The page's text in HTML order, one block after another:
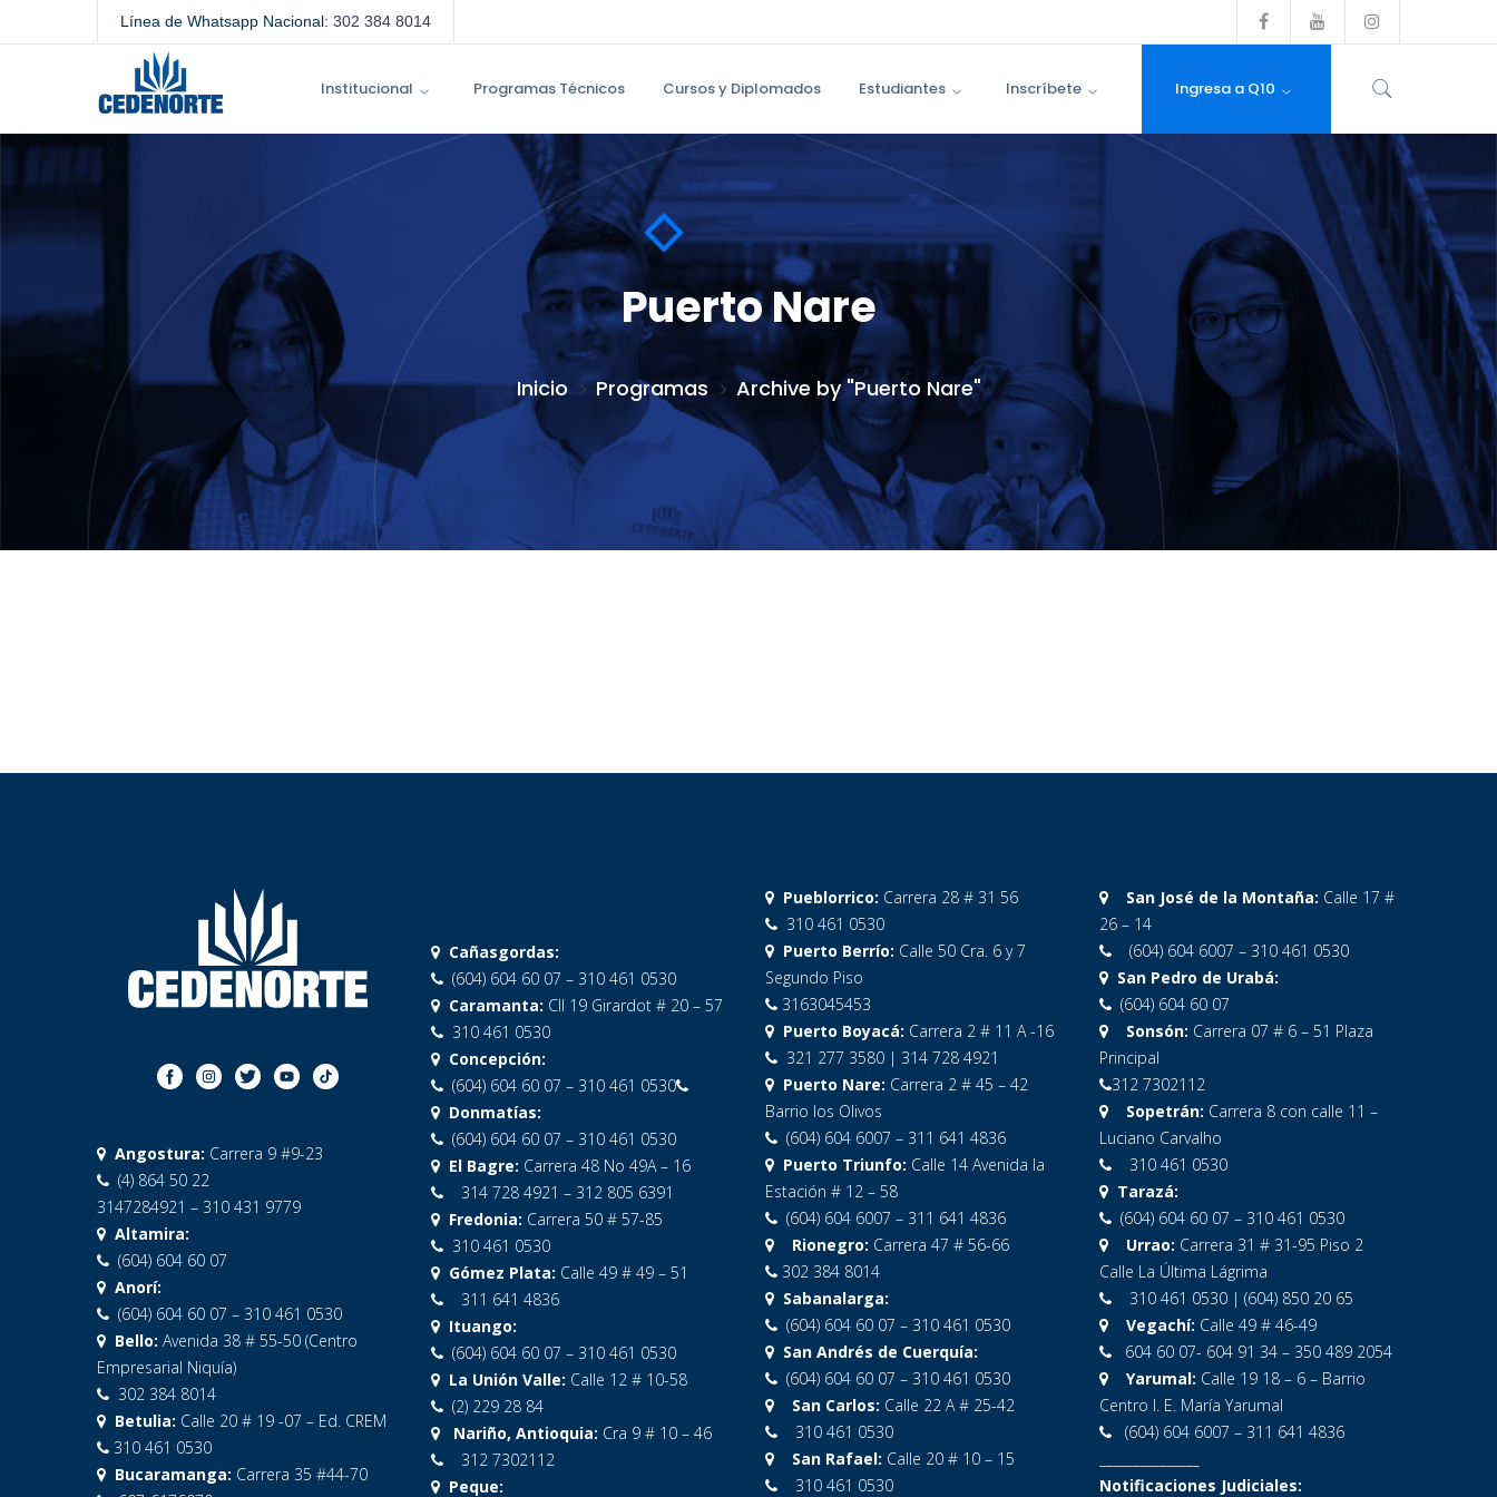
Línea de Whatsapp Nacional: 302 384 8014
FacebookYoutubeInstagram
Institucional Programas Técnicos Cursos y Diplomados Estudiantes Inscríbete Ingresa a Q10
Puerto Nare
Inicio Programas Archive by "Puerto Nare"
Angostura: Carrera 9 #9-23
(4) 864 50 22
3147284921 – 310 431 9779
Altamira:
(604) 604 60 07
Anorí:
(604) 604 60 07 – 310 461 0530
Bello: Avenida 38 # 55-50 (Centro
Empresarial Niquía)
302 384 8014
Betulia: Calle 20 # 19 -07 – Ed. CREM
310 461 0530
Bucaramanga: Carrera 35 #44-70
Cañasgordas:
(604) 604 60 07 – 310 461 0530
Caramanta: Cll 19 Girardot # 20 – 57
310 461 0530
Concepción:
(604) 604 60 07 – 310 461 0530
Donmatías:
(604) 604 60 07 – 310 461 0530
El Bagre: Carrera 48 No 49A – 16
314 728 4921 – 312 805 6391
Fredonia: Carrera 50 # 57-85
310 461 0530
Gómez Plata: Calle 49 # 49 – 51
311 641 4836
Ituango:
(604) 604 60 07 – 310 461 0530
La Unión Valle: Calle 12 # 10-58
(2) 229 28 84
Nariño, Antioquia: Cra 9 # 10 – 46
312 7302112
Peque:
Pueblorrico: Carrera 28 # 31 56
310 461 0530
Puerto Berrío: Calle 50 Cra. 6 y 7
Segundo Piso
3163045453
Puerto Boyacá: Carrera 2 # 11 A -16
321 277 3580 | 314 728 4921
Puerto Nare: Carrera 2 # 45 – 42
Barrio los Olivos
(604) 604 6007 – 311 641 4836
Puerto Triunfo: Calle 14 Avenida la
Estación # 12 – 58
(604) 604 6007 – 311 641 4836
Rionegro: Carrera 47 # 56-66
302 384 8014
Sabanalarga:
(604) 604 60 07 – 310 461 0530
San Andrés de Cuerquía:
(604) 604 60 07 – 310 461 0530
San Carlos: Calle 22 A # 25-42
310 461 0530
San Rafael: Calle 20 # 10 – 15
310 461 0530
San José de la Montaña: Calle 17 #
26 – 14
(604) 604 6007 – 310 461 0530
San Pedro de Urabá:
(604) 604 60 07
Sonsón: Carrera 07 # 6 – 51 Plaza
Principal
312 7302112
Sopetrán: Carrera 8 con calle 11 –
Luciano Carvalho
310 461 0530
Tarazá:
(604) 604 60 07 – 310 461 0530
Urrao: Carrera 31 # 31-95 Piso 2
Calle La Última Lágrima
310 461 0530 | (604) 850 20 65
Vegachí: Calle 49 # 46-49
604 60 07- 604 91 34 – 350 489 2054
Yarumal: Calle 19 18 – 6 – Barrio
Centro I. E. María Yarumal
(604) 604 6007 – 311 641 4836
Notificaciones Judiciales: